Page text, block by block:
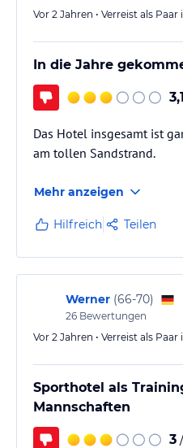
Vor 2 Jahren • Verreist als
In die Jahre
3,1
Das Hotel insgesamt ist
am tollen Sandstrand.
Mehr anzeigen
Hilfreich Teilen
Werner (66-70)
26 Bewertungen
Vor 2 Jahren • Verreist als Paar
Sporthotel als
Mannschaften
3